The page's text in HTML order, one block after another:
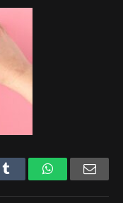
Tumblr WhatsApp